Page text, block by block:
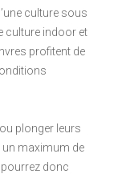
culture sous
culture indoor et
profitent de
plonger leurs
un maximum de
pourrez donc